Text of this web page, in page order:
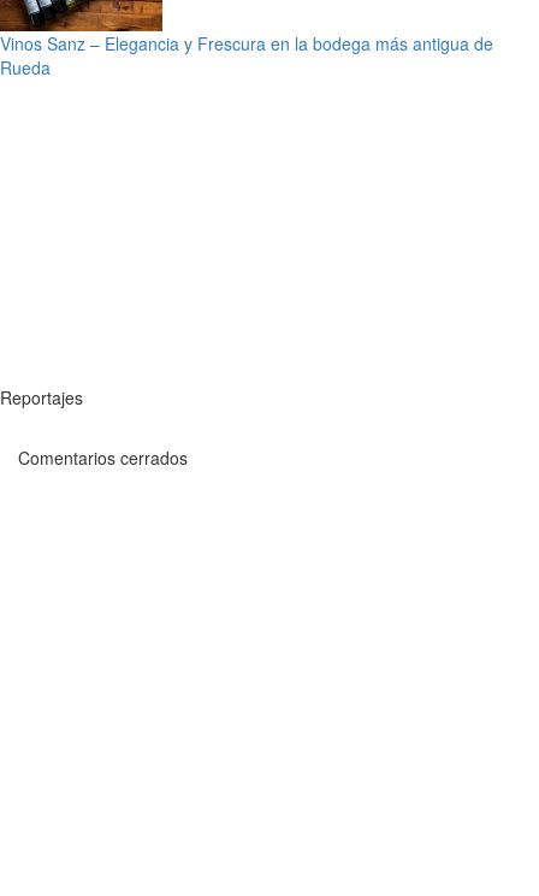
Vinos Sanz – Elegancia y Frescura en la bodega más antigua de
Rueda
Reportajes
Comentarios cerrados